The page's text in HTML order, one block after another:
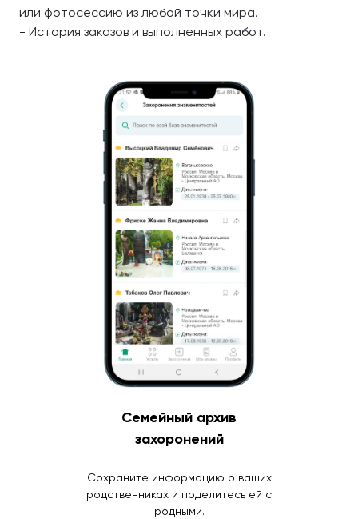
или фотосессию из любой точки мира.
- История заказов и выполненных работ.
Семейный архив
захоронений
Сохраните информацию о ваших
родственниках и поделитесь ей с
родными.